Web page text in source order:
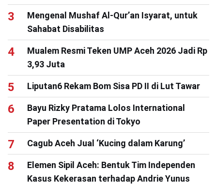
Mengenal Mushaf Al-Qur’an Isyarat, untuk
Sahabat Disabilitas
Mualem Resmi Teken UMP Aceh 2026 Jadi Rp
3,93 Juta
Liputan6 Rekam Bom Sisa PD II di Lut Tawar
Bayu Rizky Pratama Lolos International
Paper Presentation di Tokyo
Cagub Aceh Jual ‘Kucing dalam Karung’
Elemen Sipil Aceh: Bentuk Tim Independen
Kasus Kekerasan terhadap Andrie Yunus